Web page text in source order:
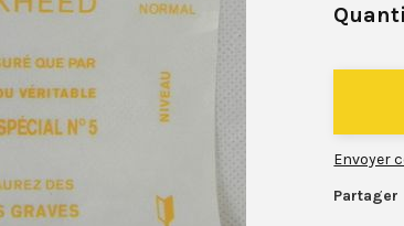
Envoyer
Partager